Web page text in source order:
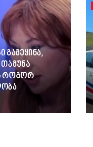
გამეყინა,
როგორ